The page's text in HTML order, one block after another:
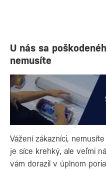
U nás sa
nemusíte
Vážení zákazníci,
je síce krehký, ale veľmi
vám dorazil v úplnom